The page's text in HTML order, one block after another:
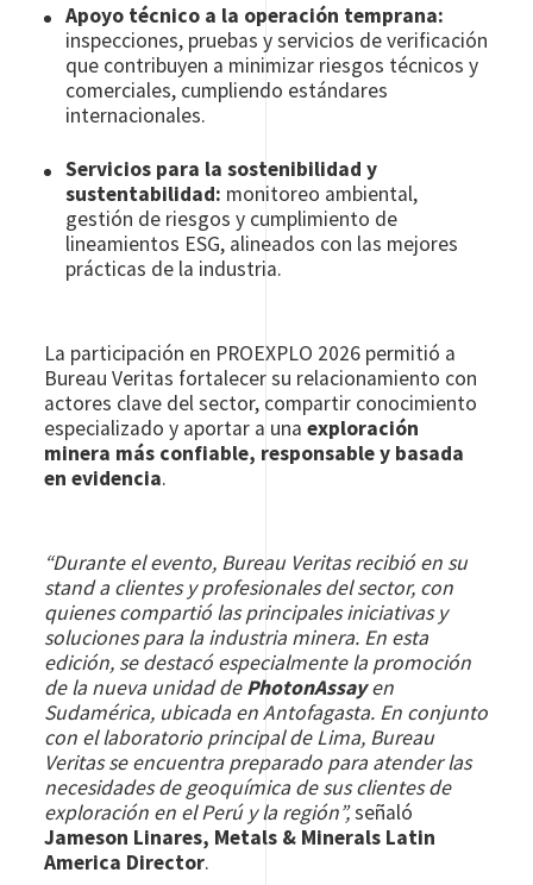
Apoyo técnico a la operación temprana:
inspecciones, pruebas y servicios de verificación
que contribuyen a minimizar riesgos técnicos y
comerciales, cumpliendo estándares
internacionales.
Servicios para la sostenibilidad y
sustentabilidad: monitoreo ambiental,
gestión de riesgos y cumplimiento de
lineamientos ESG, alineados con las mejores
prácticas de la industria.
La participación en PROEXPLO 2026 permitió a
Bureau Veritas fortalecer su relacionamiento con
actores clave del sector, compartir conocimiento
especializado y aportar a unaexploración
minera más confiable, responsable y basada
en evidencia.
“Durante el evento, Bureau Veritas recibió en su
stand a clientes y profesionales del sector, con
quienes compartió las principales iniciativas y
soluciones para la industria minera. En esta
edición, se destacó especialmente la promoción
de la nueva unidad dePhotonAssayen
Sudamérica, ubicada en Antofagasta. En conjunto
con el laboratorio principal de Lima, Bureau
Veritas se encuentra preparado para atender las
necesidades de geoquímica de sus clientes de
exploración en el Perú y la región”,señaló
Jameson Linares, Metals & Minerals Latin
America Director.